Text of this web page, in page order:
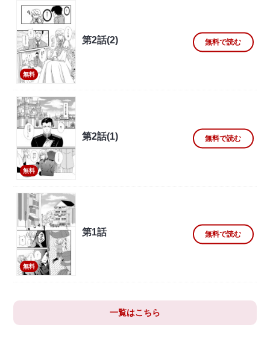
無料
第2話(2) 無料で読む
無料
第2話(1) 無料で読む
無料
第1話 無料で読む
一覧はこちら